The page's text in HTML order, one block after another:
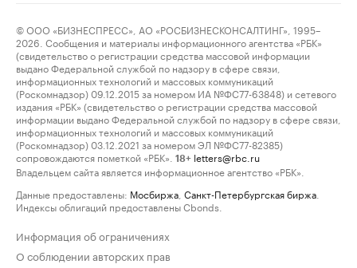
© ООО «БИЗНЕСПРЕСС», АО «РОСБИЗНЕСКОНСАЛТИНГ», 1995–
2026. Сообщения и материалы информационного агентства «РБК»
(свидетельство о регистрации средства массовой информации
выдано Федеральной службой по надзору в сфере связи,
информационных технологий и массовых коммуникаций
(Роскомнадзор) 09.12.2015 за номером ИА №ФС77-63848) и сетевого
издания «РБК» (свидетельство о регистрации средства массовой
информации выдано Федеральной службой по надзору в сфере связи,
информационных технологий и массовых коммуникаций
(Роскомнадзор) 03.12.2021 за номером ЭЛ №ФС77-82385)
сопровождаются пометкой «РБК».
18+ letters@rbc.ru
Владельцем сайта является информационное агентство «РБК».
Данные предоставлены: Мосбиржа Санкт-Петербургская биржа
Индексы облигаций предоставлены Cbonds.
Информация об ограничениях
О соблюдении авторских прав